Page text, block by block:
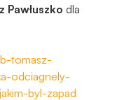
Pawłuszko dla
tomasz-
odciagnely-
byl-zapad